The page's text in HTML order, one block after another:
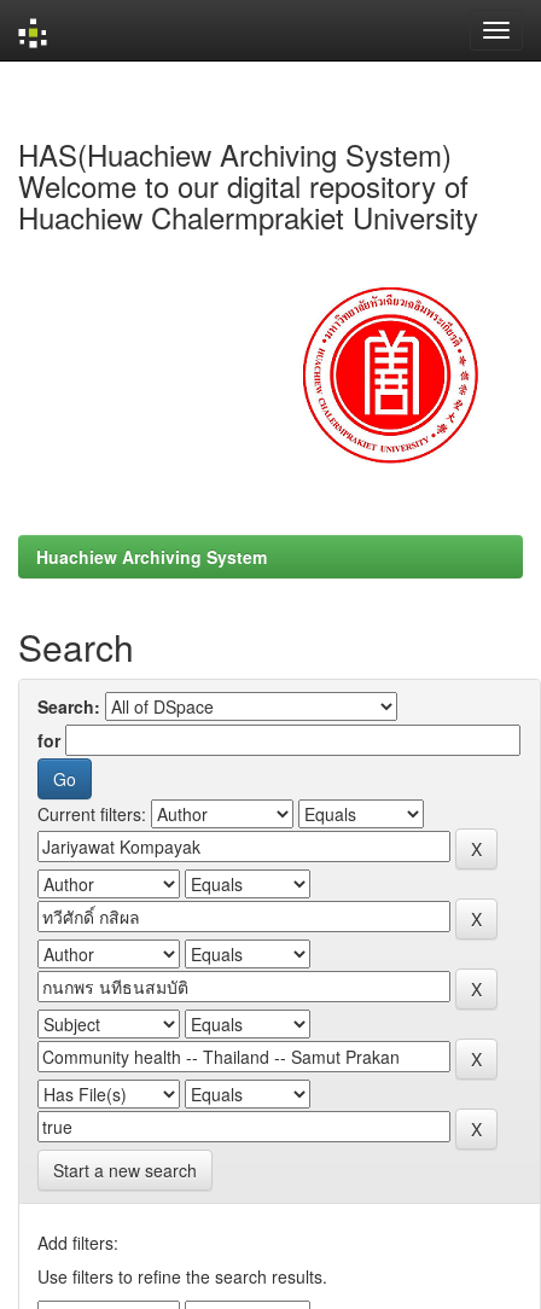
HAS(Huachiew Archiving System)
Welcome to our digital repository of
Huachiew Chalermprakiet University
Huachiew Archiving System
Search
Search:
for
Current filters:
Start a new search
Add filters:
Use filters to refine the search results.